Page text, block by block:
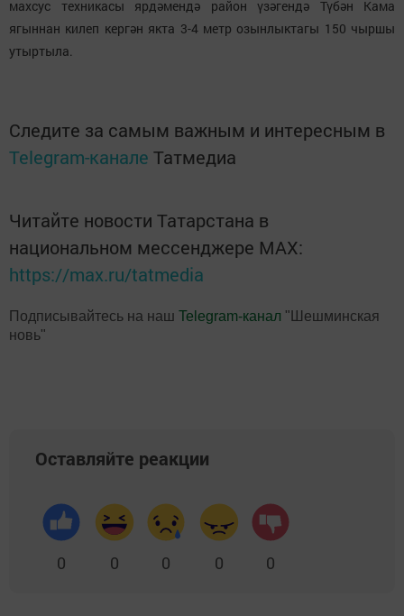
махсус техникасы ярдәмендә район үзәгендә Түбән Кама
ягыннан килеп кергән якта 3-4 метр озынлыктагы 150 чыршы
утыртыла.
Следите за самым важным и интересным в
Telegram-канале Татмедиа
Читайте новости Татарстана в
национальном мессенджере MАХ:
https://max.ru/tatmedia
Подписывайтесь на наш Telegram-канал "Шешминская
новь"
Оставляйте реакции
0 0 0 0 0